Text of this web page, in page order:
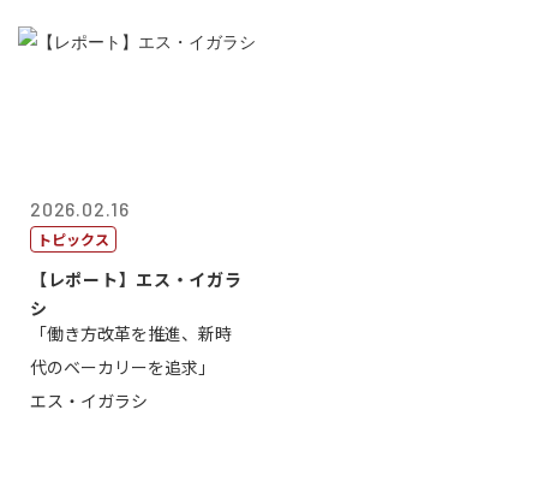
2026.02.16
トピックス
【レポート】エス・イガラ
シ
「働き方改革を推進、新時
代のベーカリーを追求」
エス・イガラシ